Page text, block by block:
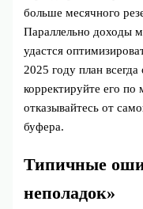
больше месячного
Параллельно доходы
удастся
2025 году план
корректируйте его
отказывайтесь от
буфера.
Типичные
неполадок»